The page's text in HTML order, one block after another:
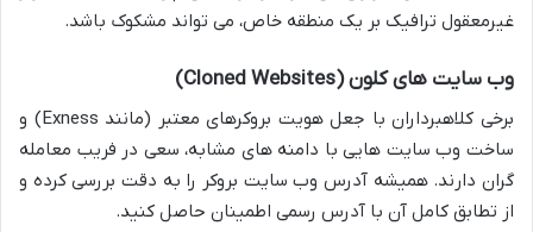
غیرمعقول ترافیک بر یک منطقه خاص، می تواند مشکوک باشد.
وب سایت های کلون (Cloned Websites)
برخی کلاهبرداران با جعل هویت بروکرهای معتبر (مانند Exness) و
ساخت وب سایت هایی با دامنه های مشابه، سعی در فریب معامله
گران دارند. همیشه آدرس وب سایت بروکر را به دقت بررسی کرده و
از تطابق کامل آن با آدرس رسمی اطمینان حاصل کنید.